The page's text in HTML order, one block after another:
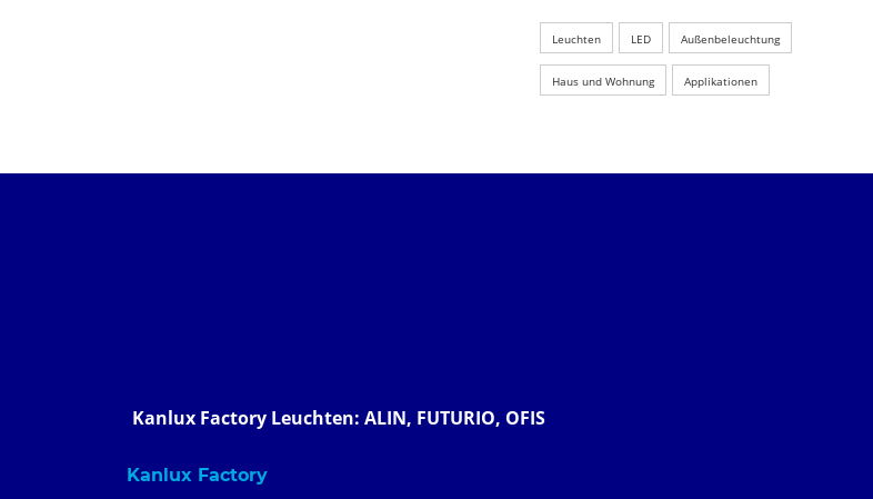
Leuchten LED Außenbeleuchtung
Haus und Wohnung Applikationen
Kanlux Factory Leuchten: ALIN, FUTURIO, OFIS
Kanlux Factory